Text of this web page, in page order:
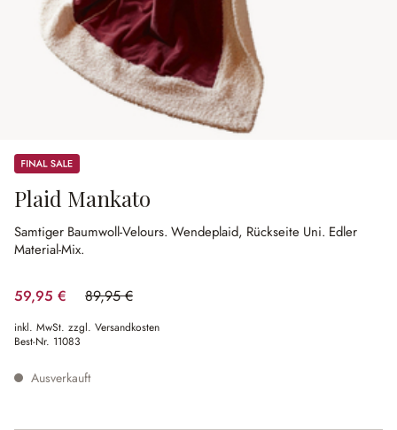
Sale
Plaid Mankato
Samtiger Baumwoll-Velours. Wendeplaid, Rückseite Uni. Edler
Material-Mix.
59,95 € 89,95 €
(33.35% gespart)
inkl. MwSt. zzgl. Versandkosten
Best-Nr. 11083
Ausverkauft